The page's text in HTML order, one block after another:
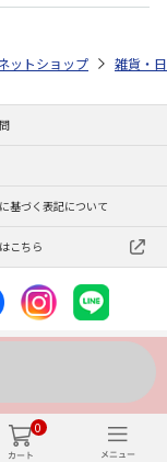
0
シート(S) すみっコぐら
ットショップ 雑貨・
基づく表記について
こちら